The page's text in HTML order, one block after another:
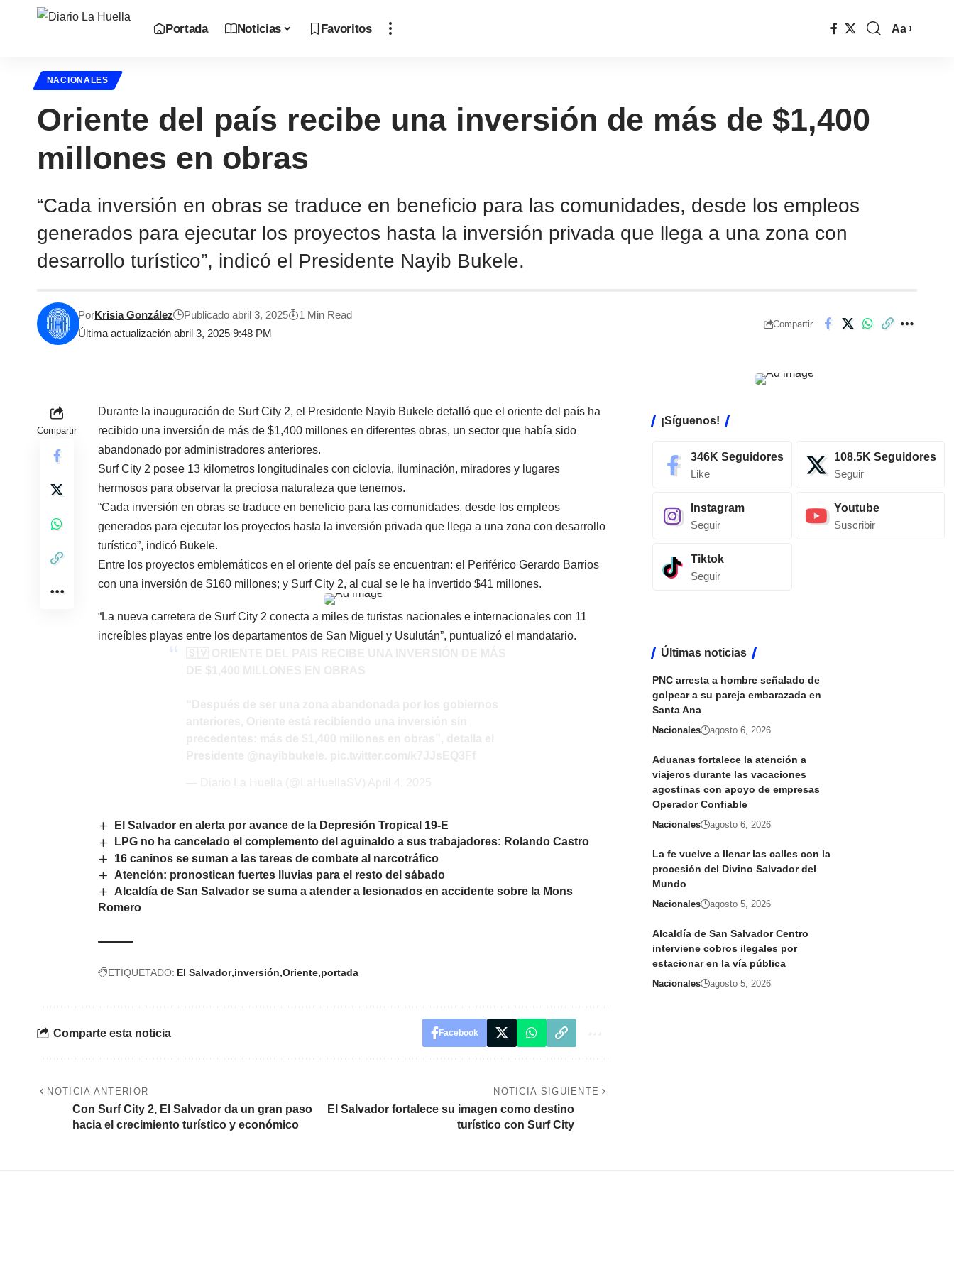
Portada Noticias Favoritos Aa
NACIONALES
Oriente del país recibe una inversión de más de $1,400
millones en obras
“Cada inversión en obras se traduce en beneficio para las comunidades, desde los empleos
generados para ejecutar los proyectos hasta la inversión privada que llega a una zona con
desarrollo turístico”, indicó el Presidente Nayib Bukele.
Última actualización abril 3, 2025 9:48 PM
PorKrisia González Publicado abril 3, 2025 1 Min Read
Compartir
Compartir
Durante la inauguración de Surf City 2, el Presidente Nayib Bukele detalló que el oriente del país ha
recibido una inversión de más de $1,400 millones en diferentes obras, un sector que había sido
abandonado por administradores anteriores.
Surf City 2 posee 13 kilometros longitudinales con ciclovía, iluminación, miradores y lugares
hermosos para observar la preciosa naturaleza que tenemos.
“Cada inversión en obras se traduce en beneficio para las comunidades, desde los empleos
generados para ejecutar los proyectos hasta la inversión privada que llega a una zona con desarrollo
turístico”, indicó Bukele.
Entre los proyectos emblemáticos en el oriente del país se encuentran: el Periférico Gerardo Barrios
con una inversión de $160 millones; y Surf City 2, al cual se le ha invertido $41 millones.
“La nueva carretera de Surf City 2 conecta a miles de turistas nacionales e internacionales con 11
increíbles playas entre los departamentos de San Miguel y Usulután”, puntualizó el mandatario.
El Salvador en alerta por avance de la Depresión Tropical 19-E
LPG no ha cancelado el complemento del aguinaldo a sus trabajadores: Rolando Castro
16 caninos se suman a las tareas de combate al narcotráfico
Atención: pronostican fuertes lluvias para el resto del sábado
Alcaldía de San Salvador se suma a atender a lesionados en accidente sobre la Mons
Romero
ETIQUETADO: El Salvador inversión Oriente portada
Comparte esta noticia Facebook
NOTICIA ANTERIOR
Con Surf City 2, El Salvador da un gran paso
hacia el crecimiento turístico y económico
NOTICIA SIGUIENTE
El Salvador fortalece su imagen como destino
turístico con Surf City
¡Síguenos!
346K Seguidores
Like
108.5K Seguidores
Seguir
Instagram
Seguir
Youtube
Suscribir
Tiktok
Seguir
Últimas noticias
PNC arresta a hombre señalado de
golpear a su pareja embarazada en
Santa Ana
Nacionales agosto 6, 2026
Aduanas fortalece la atención a
viajeros durante las vacaciones
agostinas con apoyo de empresas
Operador Confiable
Nacionales agosto 6, 2026
La fe vuelve a llenar las calles con la
procesión del Divino Salvador del
Mundo
Nacionales agosto 5, 2026
Alcaldía de San Salvador Centro
interviene cobros ilegales por
estacionar en la vía pública
Nacionales agosto 5, 2026